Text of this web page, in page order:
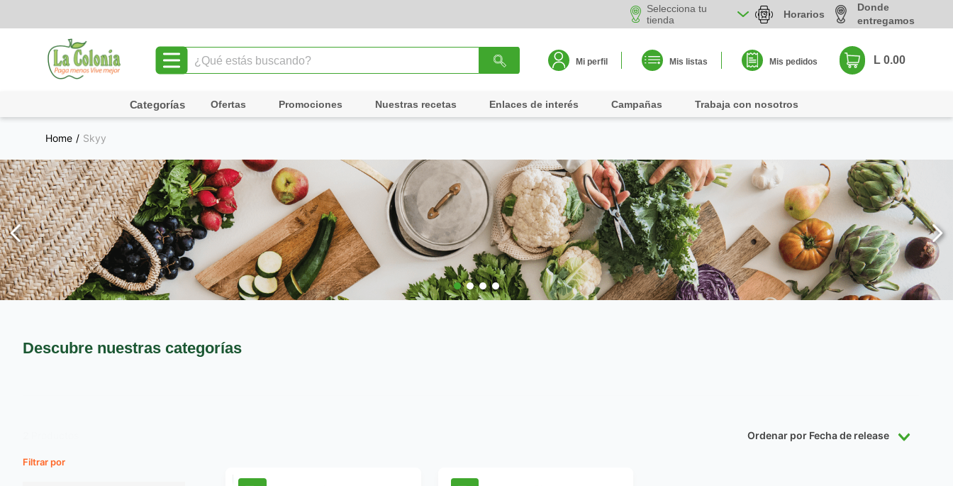
Selecciona tu
tienda
Horarios
Donde
entregamos
¿Qué estás buscando?
Mi perfil Mis listas Mis pedidos L 0.00
Ofertas Promociones Nuestras recetas Enlaces de interés Campañas Trabaja con nosotros
Skyy
Descubre nuestras categorías
Ordenar por Fecha de release
TÉRMINOS MÁS BUSCADOS
1.
leche
2.
chocolate
3.
cafe
4.
queso
5.
galletas
6.
pollo
7.
shampoo
8.
yogurt
10. azucar